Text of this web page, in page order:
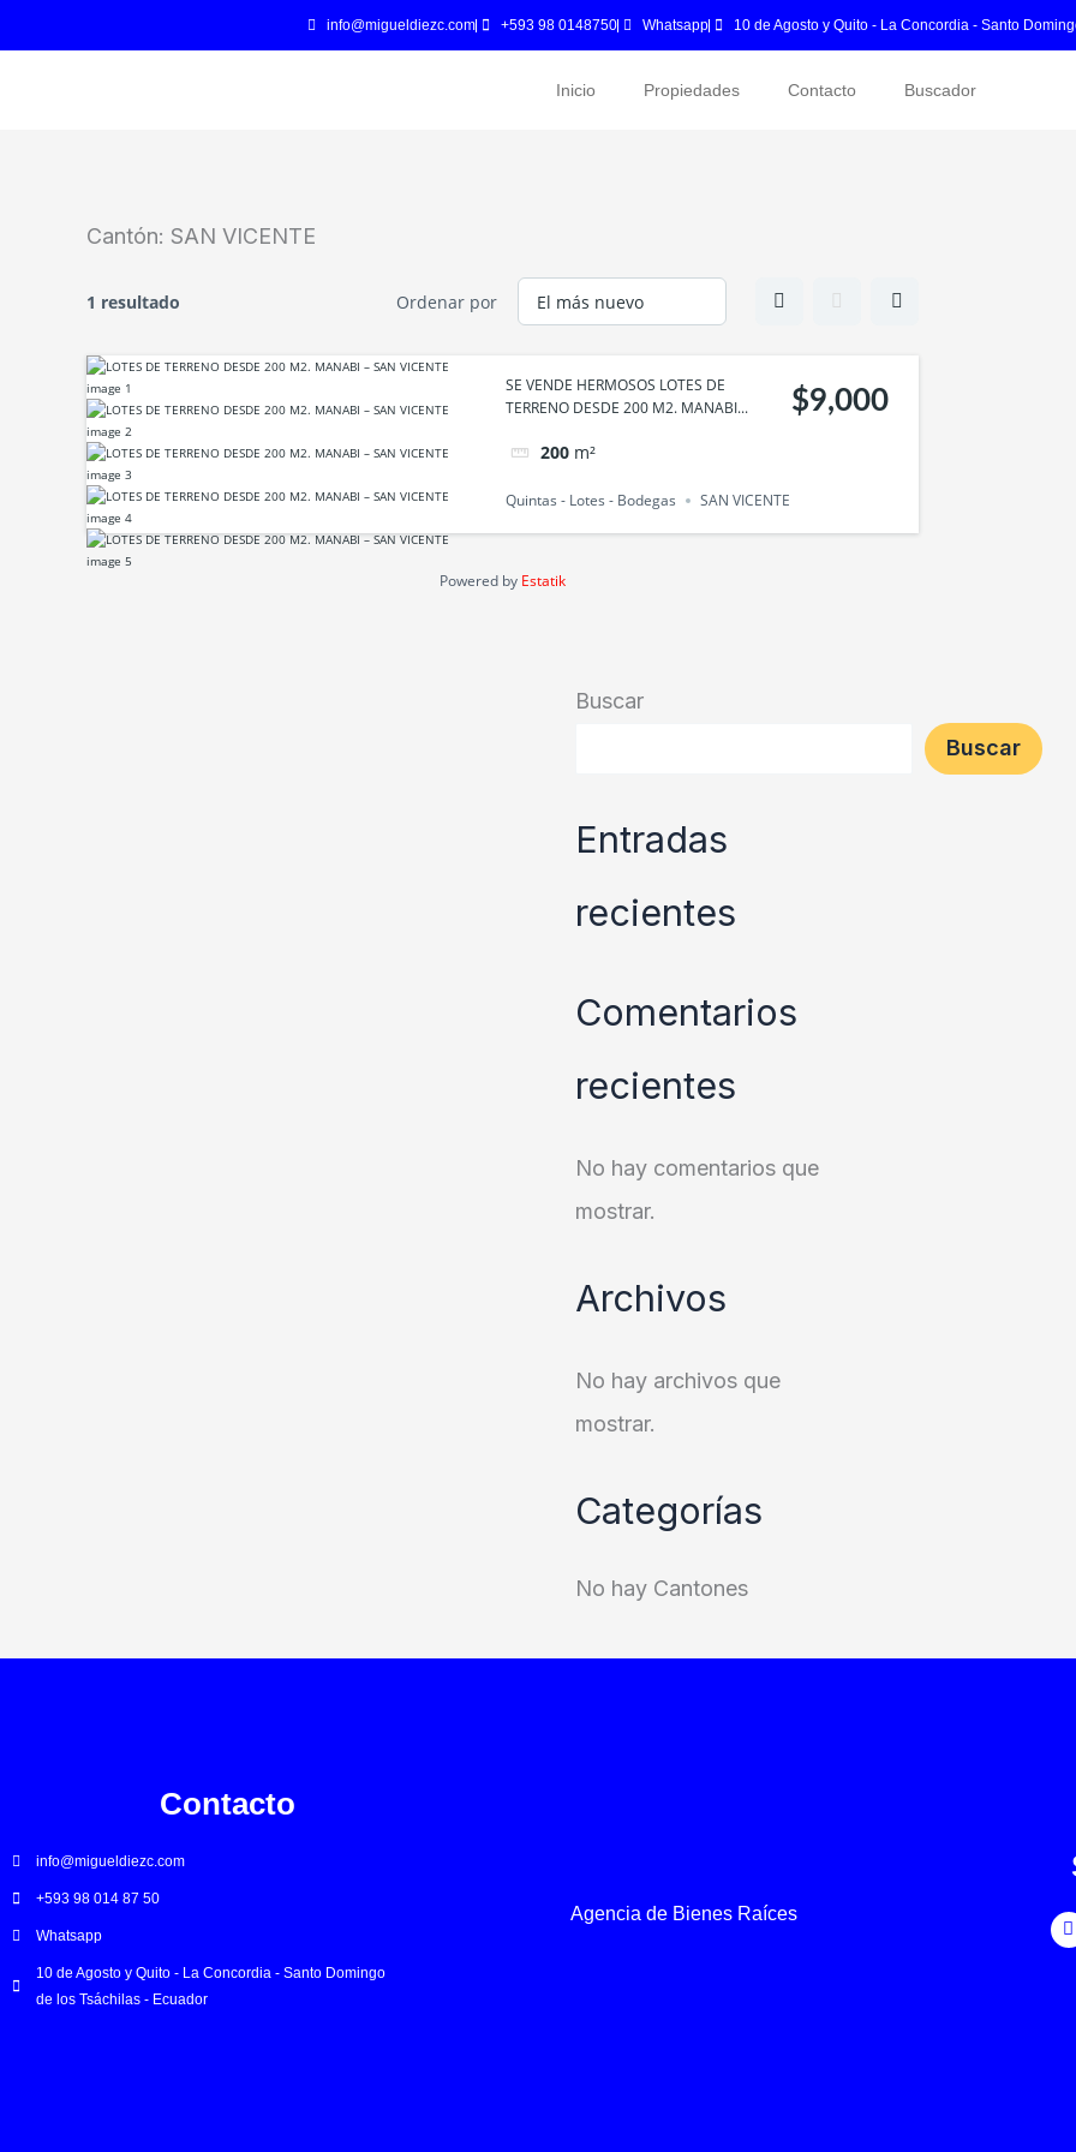
al
info@migueldiezc.com +593 98 0148750 Whatsapp 10 de Agosto y Quito - La Concordia - Santo
Inicio Propiedades Contacto Buscador
Cantón: SAN VICENTE
1 resultado Ordenar por
SE VENDE HERMOSOS LOTES DE
TERRENO DESDE 200 M2. MANABI...
200 m²
$9,000
Quintas - Lotes - Bodegas SAN VICENTE
Powered by Estatik
Buscar
Buscar
Entradas
recientes
Comentarios
recientes
No hay comentarios que
mostrar.
Archivos
No hay archivos que
mostrar.
Categorías
No hay Cantones
Contacto
info@migueldiezc.com
+593 98 014 87 50
Whatsapp
10 de Agosto y Quito - La Concordia - Santo Domingo
de los Tsáchilas - Ecuador
Agencia de Bienes Raíces
a
c